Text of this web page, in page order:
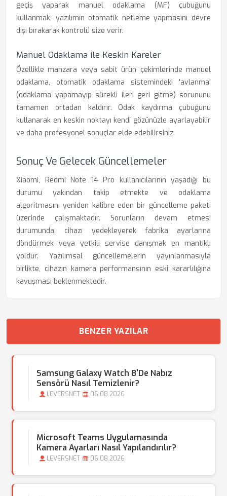
geçiş yaparak manuel odaklama (MF) çubuğunu
kullanmak, yazılımın otomatik netleme yapmasını devre
dışı bırakarak kontrolü size verir.
Manuel Odaklama ile Keskin Kareler
Özellikle manzara veya sabit ürün çekimlerinde manuel
odaklama, otomatik odaklama sistemindeki 'avlanma'
(odaklama yapamayıp sürekli ileri geri gitme) sorununu
tamamen ortadan kaldırır. Odak kaydırma çubuğunu
kullanarak en keskin noktayı kendi gözünüzle ayarlayabilir
ve daha profesyonel sonuçlar elde edebilirsiniz.
Sonuç Ve Gelecek Güncellemeler
Xiaomi, Redmi Note 14 Pro kullanıcılarının yaşadığı bu
durumu yakından takip etmekte ve odaklama
algoritmasını yeniden kalibre eden bir güncelleme paketi
üzerinde çalışmaktadır. Sorunların devam etmesi
durumunda, cihazı yedekleyerek fabrika ayarlarına
döndürmek veya yetkili servise danışmak en mantıklı
yoldur. Yazılımsal güncellemelerin yayınlanmasıyla
birlikte, cihazın kamera performansının eski kararlılığına
kavuşması beklenmektedir.
BENZER YAZILAR
Samsung Galaxy Watch 8'de Nabız
Sensörü Nasıl Temizlenir?
LEVERSNET 06.08.2026
Microsoft Teams Uygulamasında
Kamera Ayarları Nasıl Yapılandırılır?
LEVERSNET 06.08.2026